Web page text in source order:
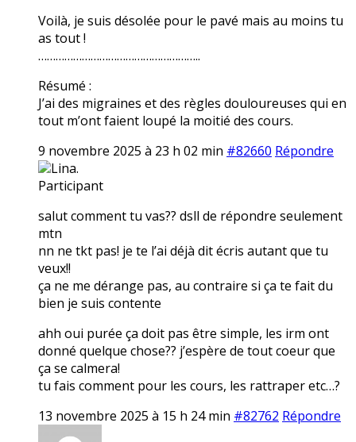
Voilà, je suis désolée pour le pavé mais au moins tu
as tout !
………………………………………………..
Résumé :
J’ai des migraines et des règles douloureuses qui en
tout m’ont faient loupé la moitié des cours.
9 novembre 2025 à 23 h 02 min #82660 Répondre
Lina.
Participant
salut comment tu vas?? dsll de répondre seulement
mtn
nn ne tkt pas! je te l’ai déjà dit écris autant que tu
veux!!
ça ne me dérange pas, au contraire si ça te fait du
bien je suis contente
ahh oui purée ça doit pas être simple, les irm ont
donné quelque chose?? j’espère de tout coeur que
ça se calmera!
tu fais comment pour les cours, les rattraper etc…?
13 novembre 2025 à 15 h 24 min #82762 Répondre